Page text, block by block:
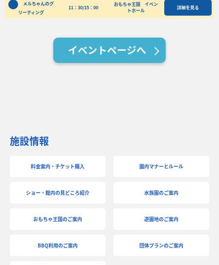
メルちゃんのグ
リーティング
11：30/15：00
おもちゃ王国 イベン
トホール
詳細を見る
イベントページへ
施設情報
料金案内・チケット購入 園内マナーとルール
ショー・館内の見どころ紹介 水族園のご案内
おもちゃ王国のご案内 遊園地のご案内
BBQ利用のご案内 団体プランのご案内